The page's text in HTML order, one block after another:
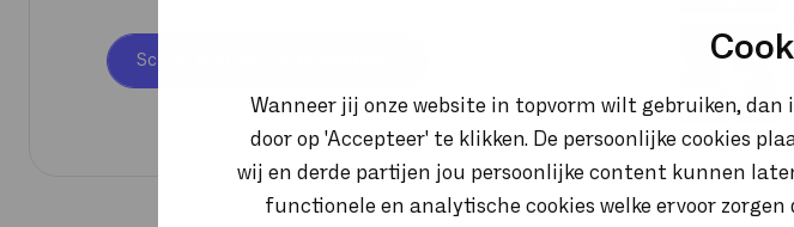
Wanneer jij onze website in topvorm wilt gebruiken, dan
door op 'Accepteer' te klikken. De persoonlijke cookies
wij en derde partijen jou persoonlijke content kunnen
functionele en analytische cookies welke ervoor
Schrijf je in voor de nieuwsbrief!